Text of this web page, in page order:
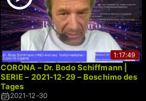
1:17:49
CORONA – Dr. Bodo Schiffmann |
SERIE – 2021-12-29 – Boschimo des
Tages
2021-12-30